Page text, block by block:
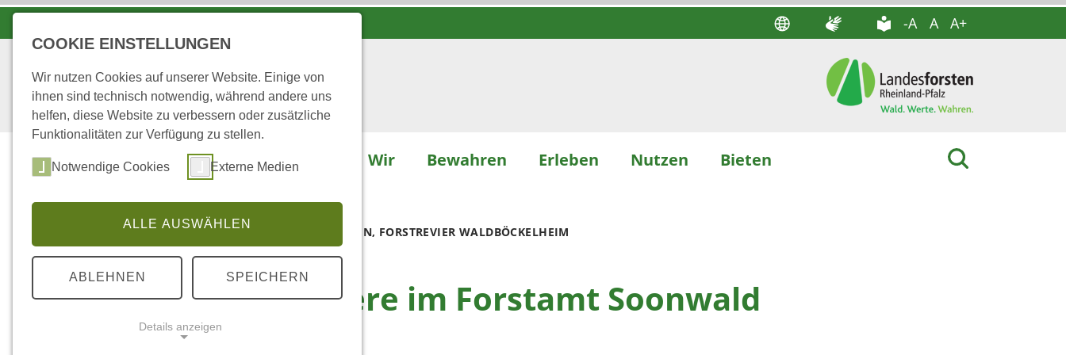
-A A A+
Wald Wir Bewahren Erleben Nutzen Bieten
STARTSEITE ... FORSTREVIER WALLHAUSEN, FORSTREVIER WALDBÖCKELHEIM
Ausbildungsreviere im Forstamt Soonwald
COOKIE EINSTELLUNGEN
Wir nutzen Cookies auf unserer Website. Einige von
ihnen sind technisch notwendig, während andere uns
helfen, diese Website zu verbessern oder zusätzliche
Funktionalitäten zur Verfügung zu stellen.
Notwendige Cookies Externe Medien
ALLE AUSWÄHLEN
ABLEHNEN SPEICHERN
Details anzeigen